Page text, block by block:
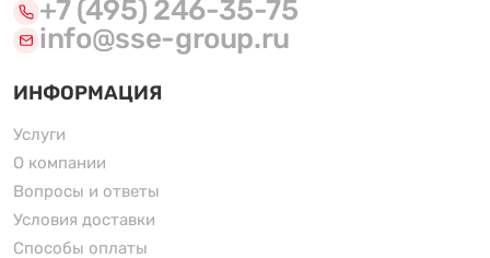
+7 (495) 246-35-75
info@sse-group.ru
ИНФОРМАЦИЯ
Услуги
О компании
Вопросы и ответы
Условия доставки
Способы оплаты